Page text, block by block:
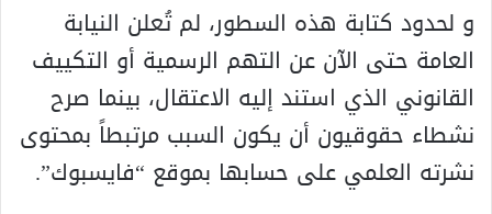
و لحدود كتابة هذه السطور، لم تُعلن النيابة
العامة حتى الآن عن التهم الرسمية أو التكييف
القانوني الذي استند إليه الاعتقال، بينما صرح
نشطاء حقوقيون أن يكون السبب مرتبطاً بمحتوى
نشرته العلمي على حسابها بموقع “فايسبوك”.